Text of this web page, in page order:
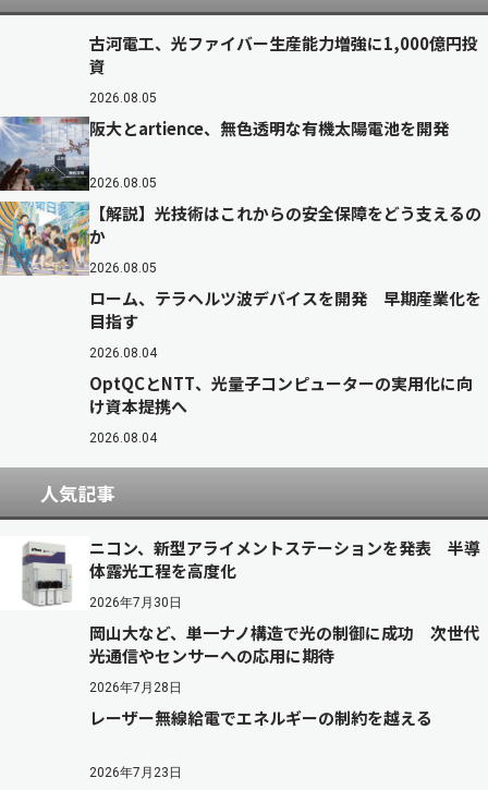
古河電工、光ファイバー生産能力増強に1,000億円投
資
2026.08.05
阪大とartience、無色透明な有機太陽電池を開発
2026.08.05
【解説】光技術はこれからの安全保障をどう支えるの
か
2026.08.05
ローム、テラヘルツ波デバイスを開発 早期産業化を
目指す
2026.08.04
OptQCとNTT、光量子コンピューターの実用化に向
け資本提携へ
2026.08.04
人気記事
ニコン、新型アライメントステーションを発表 半導
体露光工程を高度化
2026年7月30日
岡山大など、単一ナノ構造で光の制御に成功 次世代
光通信やセンサーへの応用に期待
2026年7月28日
レーザー無線給電でエネルギーの制約を越える
2026年7月23日